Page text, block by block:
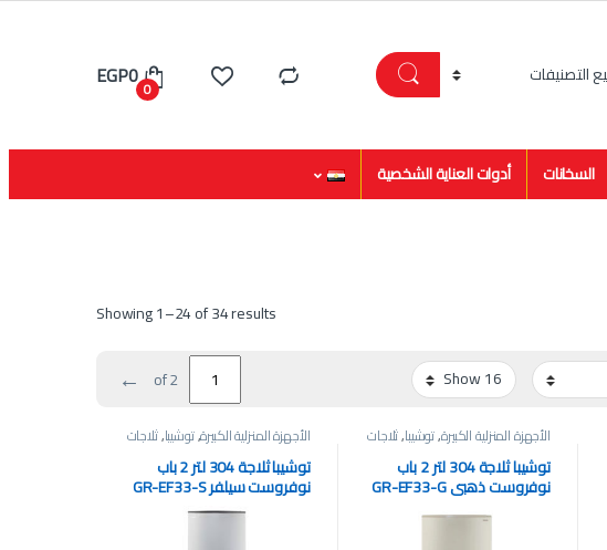
0
EGP0
السخانات أدوات العناية الشخصية
Showing 1–24 of 34 results
of 2
←
الأجهزة المنزلية الكبيرة,توشيبا,ثلاجات
توشيبا ثلاجة 304 لتر 2 باب
نوفروست ذهبي GR-EF33-G
الأجهزة المنزلية الكبيرة,توشيبا,ثلاجات
توشيبا ثلاجة 304 لتر 2 باب
نوفروست سيلفر GR-EF33-S